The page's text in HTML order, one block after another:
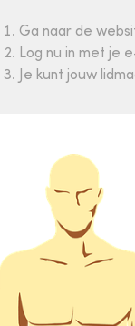
Ga naar de
Log nu in met je
Je kunt jouw